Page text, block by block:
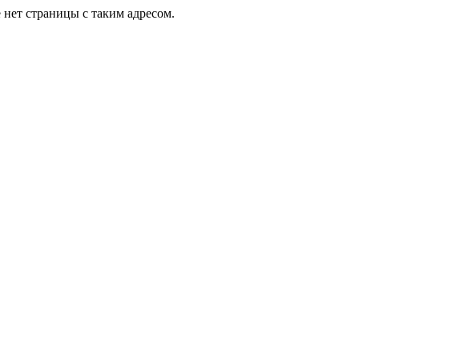
страницы с таким адресом.